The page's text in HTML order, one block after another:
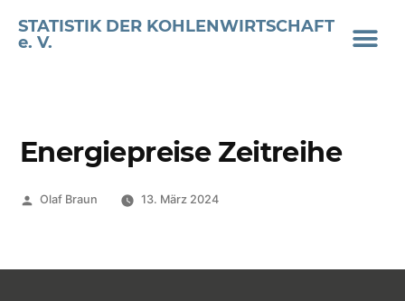
STATISTIK DER KOHLENWIRTSCHAFT
e. V.
Energiepreise Zeitreihe
Olaf Braun 13. März 2024